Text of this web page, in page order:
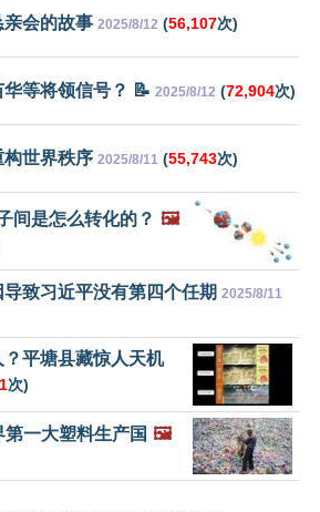
会的故事 2025/8/12 (56,107次)
等将领信号？ 📝 2025/8/12 (72,904次)
世界秩序 2025/8/11 (55,743次)
间是怎么转化的？ 🖼️
致习近平没有第四个任期 2025/8/11
平塘县藏惊人天机
次)
一大塑料生产国 🖼️